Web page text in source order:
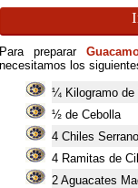
Para preparar
necesitamos los
¼ Kilogramo de
½ de Cebolla
4 Chiles Serrano
4 Ramitas de
2 Aguacates